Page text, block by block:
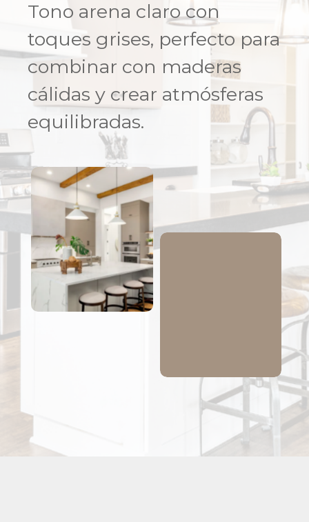
Tono arena claro con
toques grises, perfecto para
combinar con maderas
cálidas y crear atmósferas
equilibradas.